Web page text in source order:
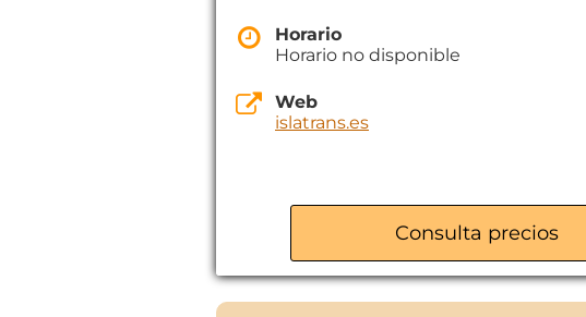
Horario
Horario no disponible
Web
islatrans.es
Consulta precios